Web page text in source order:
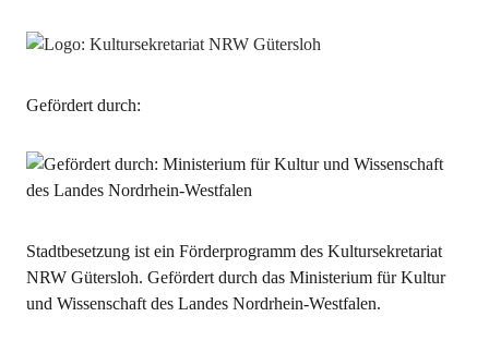
Gefördert durch:
Stadtbesetzung ist ein Förderprogramm des Kultursekretariat
NRW Gütersloh. Gefördert durch das Ministerium für Kultur
und Wissenschaft des Landes Nordrhein-Westfalen.